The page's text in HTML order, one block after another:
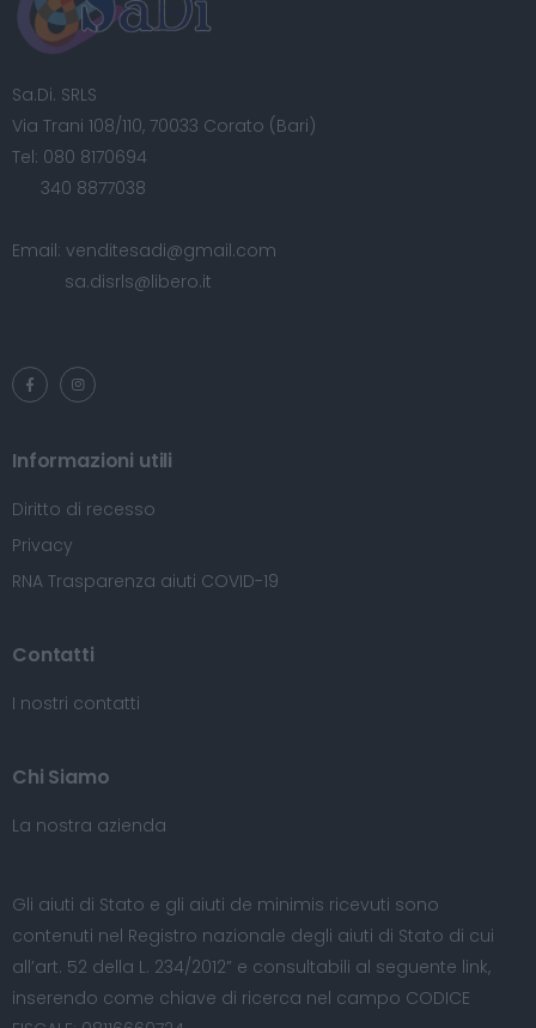
Sa.Di. SRLS
Via Trani 108/110, 70033 Corato (Bari)
Tel: 080 8170694
340 8877038
Email: venditesadi@gmail.com
sa.disrls@libero.it
Informazioni utili
Diritto di recesso
Privacy
RNA Trasparenza aiuti COVID-19
Contatti
I nostri contatti
Chi Siamo
La nostra azienda
Gli aiuti di Stato e gli aiuti de minimis ricevuti sono
contenuti nel Registro nazionale degli aiuti di Stato di cui
all’art. 52 della L. 234/2012” e consultabili al seguente link,
inserendo come chiave di ricerca nel campo CODICE